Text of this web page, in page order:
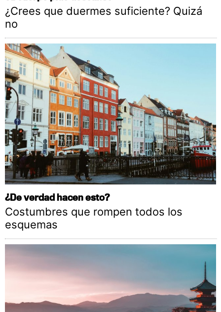
¿Crees que duermes suficiente? Quizá
no
¿De verdad hacen esto?
Costumbres que rompen todos los
esquemas